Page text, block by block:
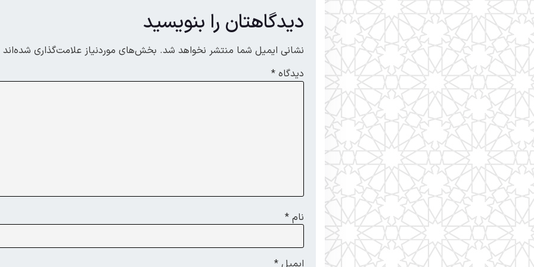
دیدگاهتان را بنویسید
نشانی ایمیل شما منتشر نخواهد شد. بخش‌های موردنیاز علامت‌گذاری شده‌اند
دیدگاه *
نام *
ایمیل *